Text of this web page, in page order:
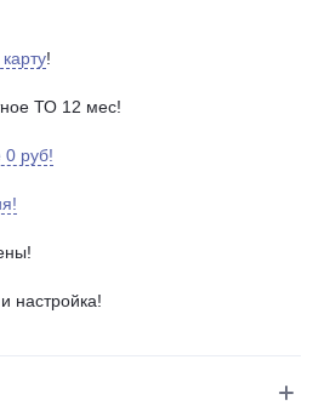
!
ТО 12 мес!
0 руб!
настройка!
вопросы?